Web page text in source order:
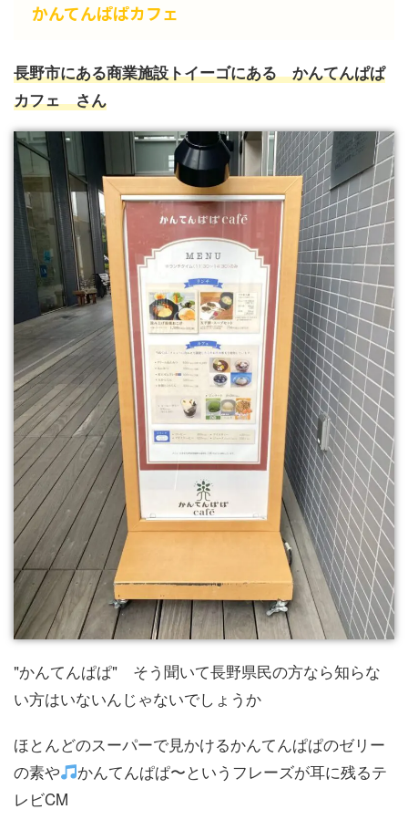
かんてんぱぱカフェ
長野市にある商業施設トイーゴにある かんてんぱぱ
カフェ さん
"かんてんぱぱ" そう聞いて長野県民の方なら知らな
い方はいないんじゃないでしょうか
ほとんどのスーパーで見かけるかんてんぱぱのゼリー
の素や
かんてんぱぱ〜というフレーズが耳に残るテ
レビCM